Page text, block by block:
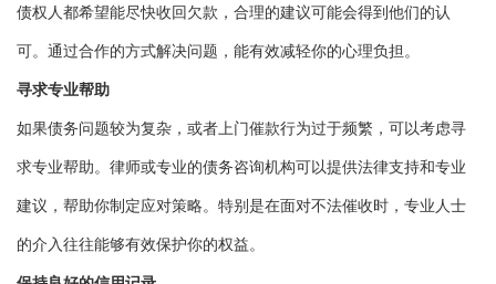
债权人都希望能尽快收回欠款，合理的建议可能会得到他们的认
可。通过合作的方式解决问题，能有效减轻你的心理负担。
寻求专业帮助
如果债务问题较为复杂，或者上门催款行为过于频繁，可以考虑寻
求专业帮助。律师或专业的债务咨询机构可以提供法律支持和专业
建议，帮助你制定应对策略。特别是在面对不法催收时，专业人士
的介入往往能够有效保护你的权益。